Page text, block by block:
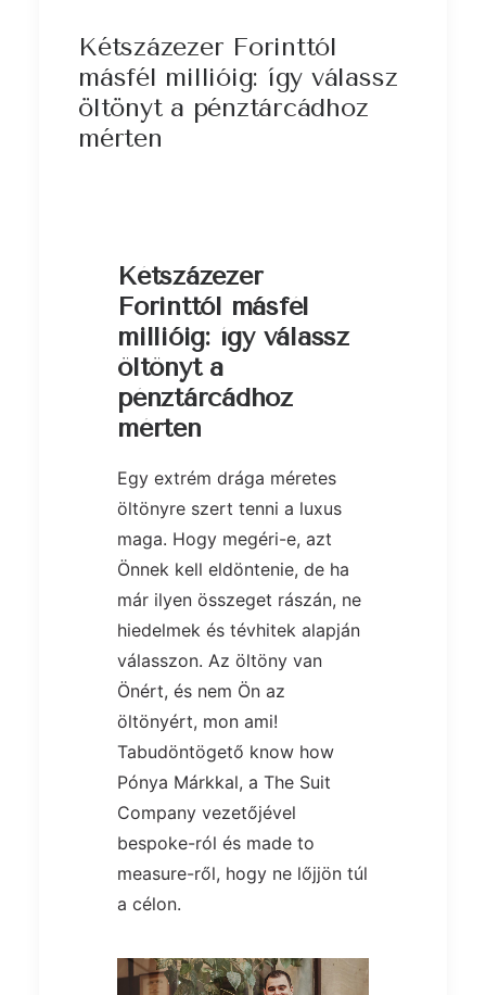
Kétszázezer Forinttól
másfél millióig: így válassz
öltönyt a pénztárcádhoz
mérten
Kétszázezer
Forinttól másfél
millióig: így válassz
öltönyt a
pénztárcádhoz
mérten
Egy extrém drága méretes
öltönyre szert tenni a luxus
maga. Hogy megéri-e, azt
Önnek kell eldöntenie, de ha
már ilyen összeget rászán, ne
hiedelmek és tévhitek alapján
válasszon. Az öltöny van
Önért, és nem Ön az
öltönyért, mon ami!
Tabudöntögető know how
Pónya Márkkal, a The Suit
Company vezetőjével
bespoke-ról és made to
measure-ről, hogy ne lőjjön túl
a célon.